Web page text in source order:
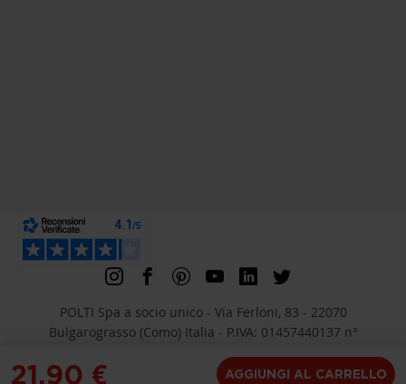
POLTI Spa a socio unico - Via Ferloni, 83 - 22070
Bulgarograsso (Como) Italia - P.IVA: 01457440137 n°
1.761.426
21,90 € AGGIUNGI AL CARRELLO